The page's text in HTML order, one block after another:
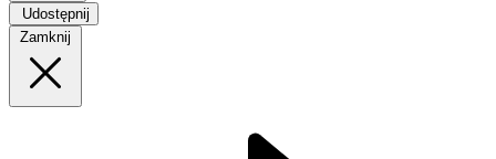
Udostępnij
Zamknij